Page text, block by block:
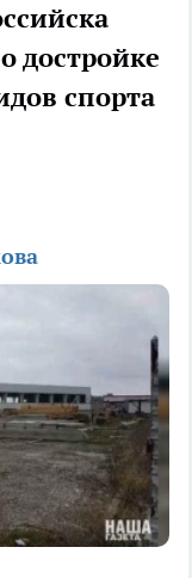
достройке
спорта